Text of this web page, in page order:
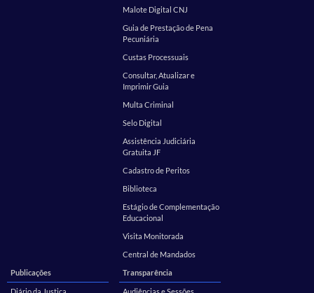
Malote Digital CNJ
Guia de Prestação de Pena
Pecuniária
Custas Processuais
Consultar, Atualizar e
Imprimir Guia
Multa Criminal
Selo Digital
Assistência Judiciária
Gratuita JF
Cadastro de Peritos
Biblioteca
Estágio de Complementação
Educacional
Visita Monitorada
Central de Mandados
Publicações
Transparência